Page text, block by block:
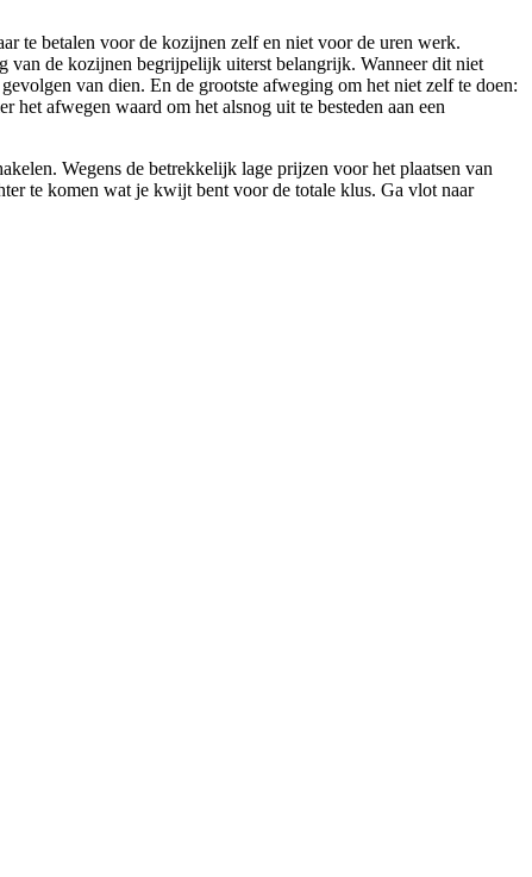
te betalen voor de kozijnen zelf en niet voor de uren werk.
van de kozijnen begrijpelijk uiterst belangrijk. Wanneer dit niet
van dien. En de grootste afweging om het niet zelf te doen:
afwegen waard om het alsnog uit te besteden aan een
Wegens de betrekkelijk lage prijzen voor het plaatsen van
te komen wat je kwijt bent voor de totale klus. Ga vlot naar